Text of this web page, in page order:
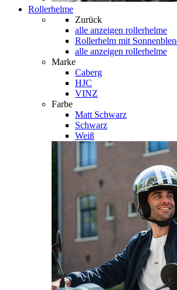
Rollerhelme
Zurück
alle anzeigen rollerhelme
Rollerhelm mit
alle anzeigen rollerhelme
Marke
Caberg
HJC
VINZ
Farbe
Matt Schwarz
Schwarz
Weiß